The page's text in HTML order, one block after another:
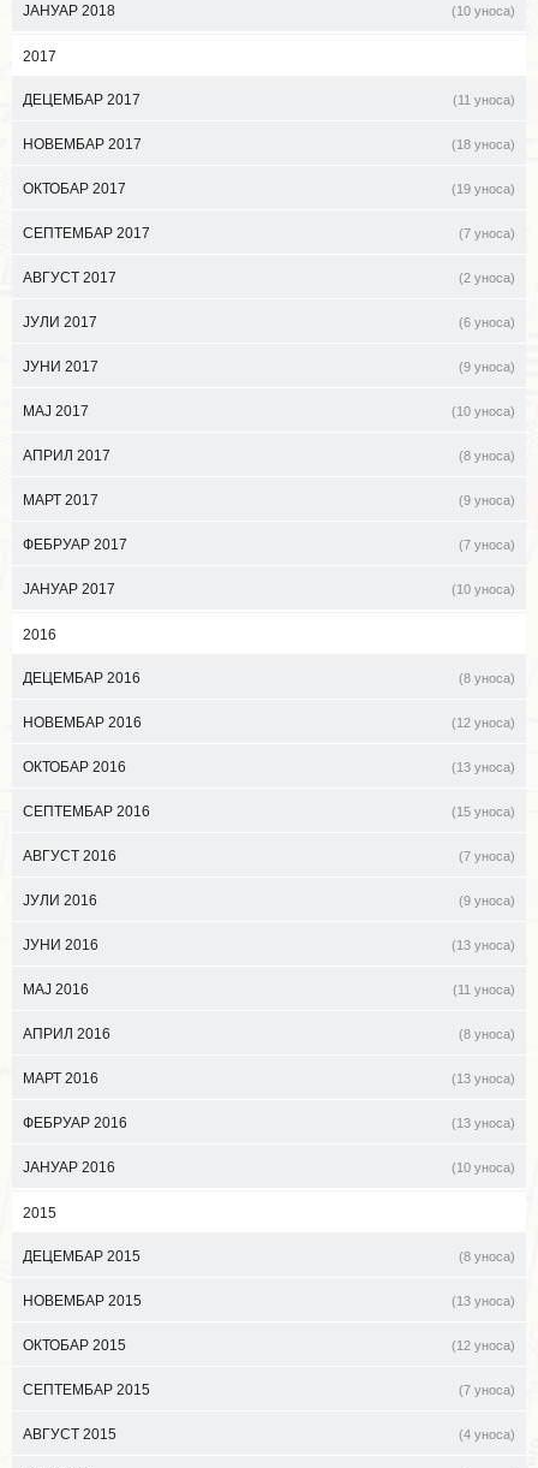
ЈАНУАР 2018 (10 уноса)
2017
ДЕЦЕМБАР 2017 (11 уноса)
НОВЕМБАР 2017 (18 уноса)
ОКТОБАР 2017 (19 уноса)
СЕПТЕМБАР 2017 (7 уноса)
АВГУСТ 2017 (2 уноса)
ЈУЛИ 2017 (6 уноса)
ЈУНИ 2017 (9 уноса)
МАЈ 2017 (10 уноса)
АПРИЛ 2017 (8 уноса)
МАРТ 2017 (9 уноса)
ФЕБРУАР 2017 (7 уноса)
ЈАНУАР 2017 (10 уноса)
2016
ДЕЦЕМБАР 2016 (8 уноса)
НОВЕМБАР 2016 (12 уноса)
ОКТОБАР 2016 (13 уноса)
СЕПТЕМБАР 2016 (15 уноса)
АВГУСТ 2016 (7 уноса)
ЈУЛИ 2016 (9 уноса)
ЈУНИ 2016 (13 уноса)
МАЈ 2016 (11 уноса)
АПРИЛ 2016 (8 уноса)
МАРТ 2016 (13 уноса)
ФЕБРУАР 2016 (13 уноса)
ЈАНУАР 2016 (10 уноса)
2015
ДЕЦЕМБАР 2015 (8 уноса)
НОВЕМБАР 2015 (13 уноса)
ОКТОБАР 2015 (12 уноса)
СЕПТЕМБАР 2015 (7 уноса)
АВГУСТ 2015 (4 уноса)